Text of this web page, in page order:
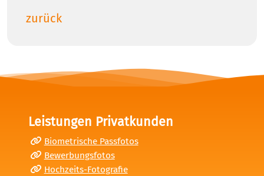
zurück
Leistungen Privatkunden
Biometrische Passfotos
Bewerbungsfotos
Hochzeits-Fotografie